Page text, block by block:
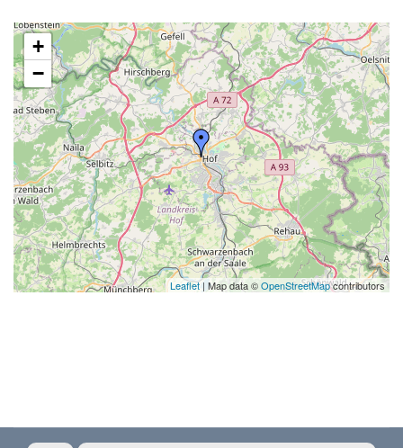
+
−
Leaflet| Map data ©OpenStreetMapcontributors